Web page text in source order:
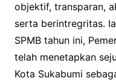
objektif, transparan,
serta berintregritas.
SPMB tahun ini,
telah menetapkan
Kota Sukabumi